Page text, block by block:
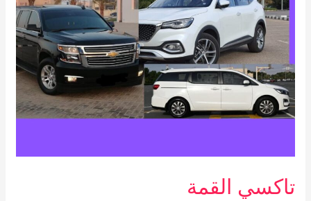
تاكسي القمة